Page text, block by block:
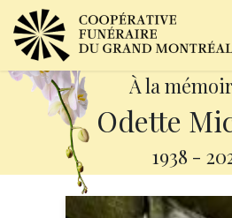
À la
Odette
1938 -